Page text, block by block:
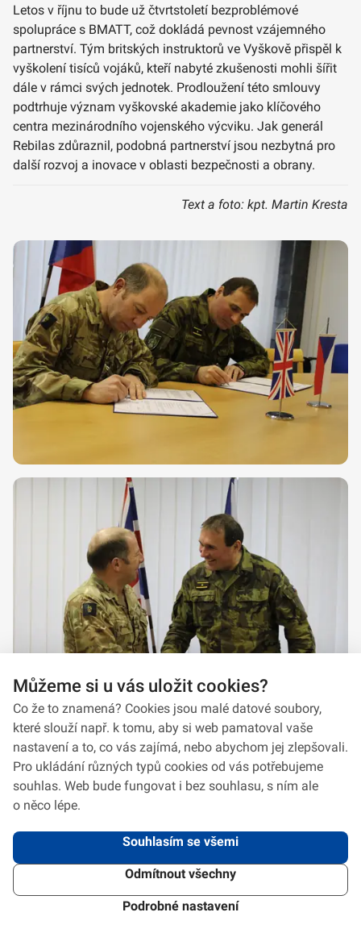
Letos v říjnu to bude už čtvrtstoletí bezproblémové
spolupráce s BMATT, což dokládá pevnost vzájemného
partnerství. Tým britských instruktorů ve Vyškově přispěl k
vyškolení tisíců vojáků, kteří nabyté zkušenosti mohli šířit
dále v rámci svých jednotek. Prodloužení této smlouvy
podtrhuje význam vyškovské akademie jako klíčového
centra mezinárodního vojenského výcviku. Jak generál
Rebilas zdůraznil, podobná partnerství jsou nezbytná pro
další rozvoj a inovace v oblasti bezpečnosti a obrany.
Text a foto: kpt. Martin Kresta
2026 © VeV-VA Vyškov • Informace jsou poskytovány v souladu se zákonem
Design Systém4.6.3
Můžeme si u vás uložit cookies?
Co že to znamená? Cookies jsou malé datové soubory,
které slouží např. k tomu, aby si web pamatoval vaše
nastavení a to, co vás zajímá, nebo abychom jej zlepšovali.
Pro ukládání různých typů cookies od vás potřebujeme
souhlas. Web bude fungovat i bez souhlasu, s ním ale
o něco lépe.
Souhlasím se všemi
Odmítnout všechny
Podrobné nastavení